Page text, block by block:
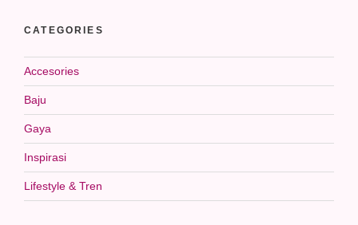
CATEGORIES
Accesories
Baju
Gaya
Inspirasi
Lifestyle & Tren